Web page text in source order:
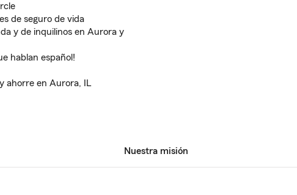
de seguro de vida
y de inquilinos en Aurora y
hablan español!
ahorre en Aurora, IL
Nuestra misión